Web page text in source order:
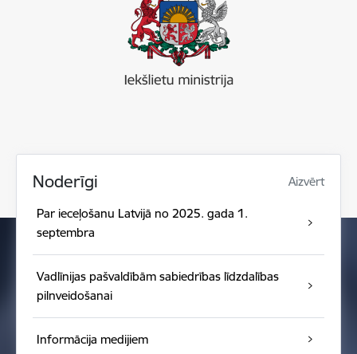
Noderīgi Aizvērt
Par ieceļošanu Latvijā no 2025. gada 1.
septembra
Vadlīnijas pašvaldībām sabiedrības līdzdalības
pilnveidošanai
Informācija medijiem